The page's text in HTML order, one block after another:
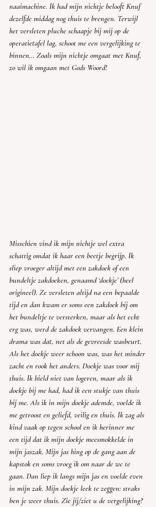
naaimachine. Ik had mijn nichtje belooft Knuf
dezelfde middag nog thuis te brengen. Terwijl
het versleten pluche schaapje bij mij op de
operatietafel lag, schoot me een vergelijking te
binnen… Zoals mijn nichtje omgaat met Knuf,
zo wil ik omgaan met Gods Woord!
Misschien vind ik mijn nichtje wel extra
schattig omdat ik haar een beetje begrijp. Ik
sliep vroeger altijd met een zakdoek of een
bundeltje zakdoeken, genaamd ‘doekje’ (heel
origineel). Ze versleten altijd na een bepaalde
tijd en dan kwam er soms een zakdoek bij om
het bundeltje te versterken, maar als het echt
erg was, werd de zakdoek vervangen. Een klein
drama was dat, net als de gevreesde wasbeurt.
Als het doekje weer schoon was, was het minder
zacht en rook het anders. Doekje was voor mij
thuis. Ik hield niet van logeren, maar als ik
doekje bij me had, had ik een stukje van thuis
bij me. Als ik in mijn doekje ademde, voelde ik
me getroost en geliefd, veilig en thuis. Ik zag als
kind vaak op tegen school en ik herinner me
een tijd dat ik mijn doekje meesmokkelde in
mijn jaszak. Mijn jas hing op de gang aan de
kapstok en soms vroeg ik om naar de wc te
gaan. Dan liep ik langs mijn jas en voelde even
in mijn zak. Mijn doekje leek te zeggen: straks
ben je weer thuis. Zie jij/ziet u de vergelijking?